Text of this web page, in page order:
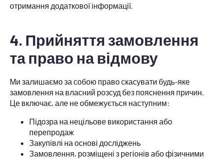
отримання додаткової інформації.
4. Прийняття замовлення
та право на відмову
Ми залишаємо за собою право скасувати будь-яке
замовлення на власний розсуд без пояснення причин.
Це включає, але не обмежується наступним:
Підозра на нецільове використання або
перепродаж
Закупівлі на основі досліджень
Замовлення, розміщені з регіонів або фізичними